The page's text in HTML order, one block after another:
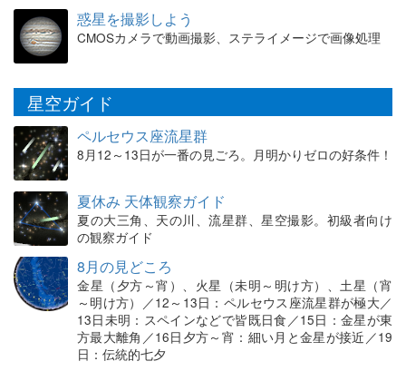
惑星を撮影しよう
CMOSカメラで動画撮影、ステライメージで画像処理
星空ガイド
ペルセウス座流星群
8月12～13日が一番の見ごろ。月明かりゼロの好条件！
夏休み 天体観察ガイド
夏の大三角、天の川、流星群、星空撮影。初級者向け
の観察ガイド
8月の見どころ
金星（夕方～宵）、火星（未明～明け方）、土星（宵
～明け方）／12～13日：ペルセウス座流星群が極大／
13日未明：スペインなどで皆既日食／15日：金星が東
方最大離角／16日夕方～宵：細い月と金星が接近／19
日：伝統的七夕